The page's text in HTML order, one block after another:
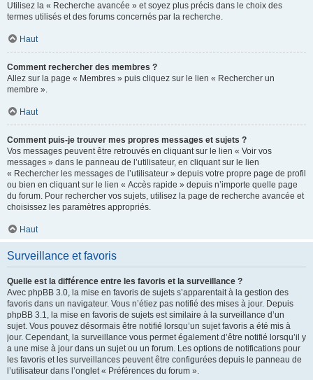
Utilisez la « Recherche avancée » et soyez plus précis dans le choix des
termes utilisés et des forums concernés par la recherche.
Haut
Comment rechercher des membres ?
Allez sur la page « Membres » puis cliquez sur le lien « Rechercher un
membre ».
Haut
Comment puis-je trouver mes propres messages et sujets ?
Vos messages peuvent être retrouvés en cliquant sur le lien « Voir vos
messages » dans le panneau de l’utilisateur, en cliquant sur le lien
« Rechercher les messages de l’utilisateur » depuis votre propre page de profil
ou bien en cliquant sur le lien « Accès rapide » depuis n’importe quelle page
du forum. Pour rechercher vos sujets, utilisez la page de recherche avancée et
choisissez les paramètres appropriés.
Haut
Surveillance et favoris
Quelle est la différence entre les favoris et la surveillance ?
Avec phpBB 3.0, la mise en favoris de sujets s’apparentait à la gestion des
favoris dans un navigateur. Vous n’étiez pas notifié des mises à jour. Depuis
phpBB 3.1, la mise en favoris de sujets est similaire à la surveillance d’un
sujet. Vous pouvez désormais être notifié lorsqu’un sujet favoris a été mis à
jour. Cependant, la surveillance vous permet également d’être notifié lorsqu’il y
a une mise à jour dans un sujet ou un forum. Les options de notifications pour
les favoris et les surveillances peuvent être configurées depuis le panneau de
l’utilisateur dans l’onglet « Préférences du forum ».